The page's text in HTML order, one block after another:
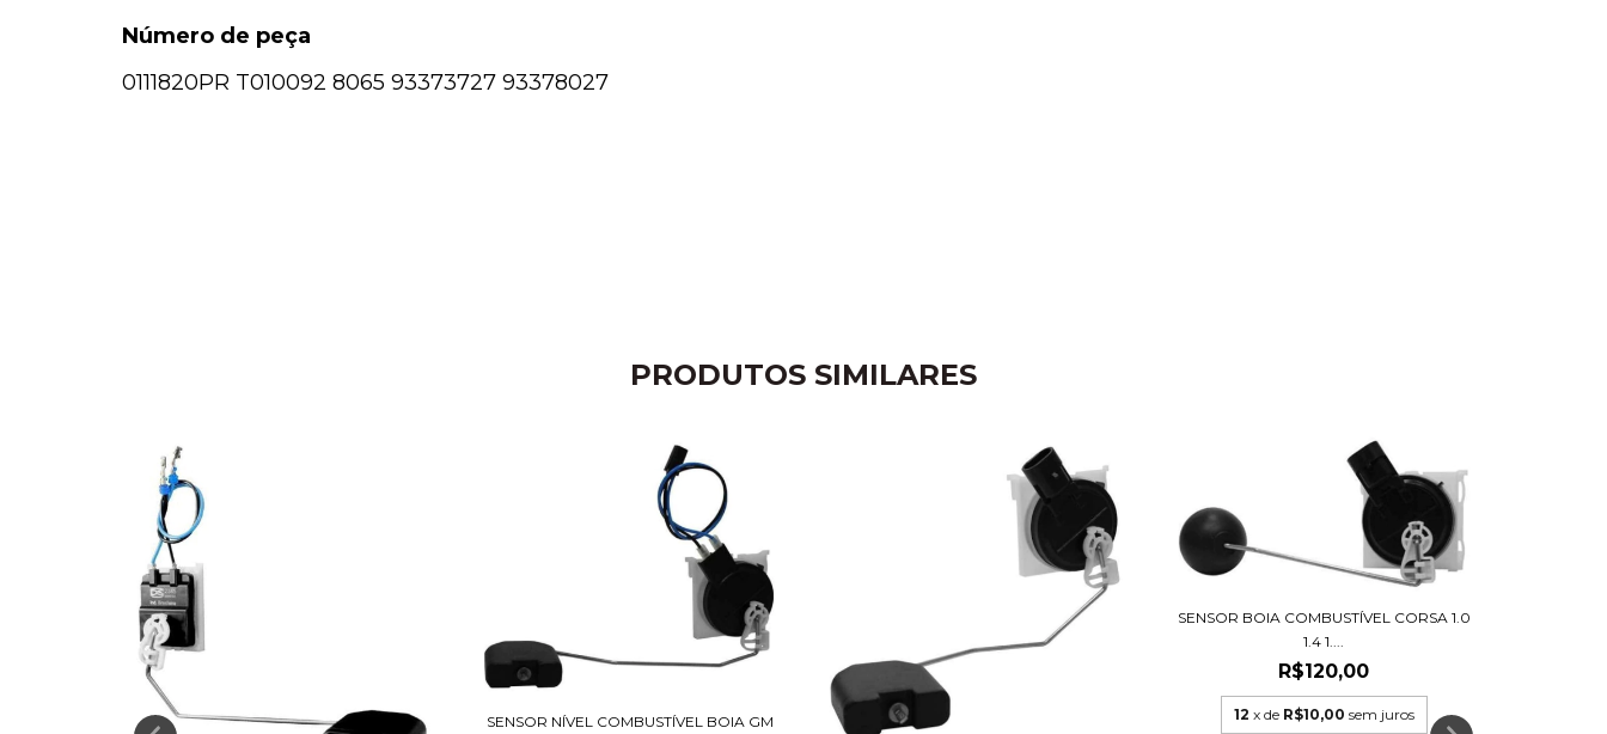
Número de peça
0111820PR T010092 8065 93373727 93378027
PRODUTOS SIMILARES
SENSOR NÍVEL COMBUSTÍVEL BOIA GM
SENSOR BOIA COMBUSTÍVEL CORSA 1.0
1.4 1....
R$120,00
12 x de R$10,00 sem juros